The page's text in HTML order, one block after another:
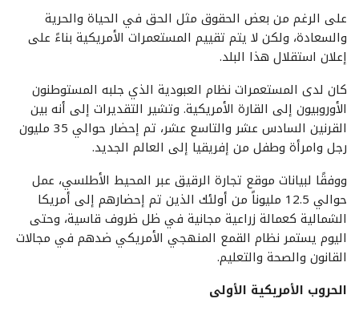
على الرغم من بعض الحقوق مثل الحق في الحياة والحرية
والسعادة، ولکن لا يتم تقييم المستعمرات الأمريكية بناءً على
إعلان استقلال هذا البلد.
كان لدى المستعمرات نظام العبودية الذي جلبه المستوطنون
الأوروبيون إلى القارة الأمريكية. وتشير التقديرات إلى أنه بين
القرنين السادس عشر والتاسع عشر، تم إحضار حوالي 35 مليون
رجل وامرأة وطفل من إفريقيا إلى العالم الجديد.
ووفقًا لبيانات موقع تجارة الرقيق عبر المحيط الأطلسي، عمل
حوالي 12.5 مليوناً من أولئك الذين تم إحضارهم إلى أمريكا
الشمالية كعمالة زراعية مجانية في ظل ظروف قاسية، وحتى
اليوم يستمر نظام القمع المنهجي الأمريكي ضدهم في مجالات
القانون والصحة والتعليم.
الحروب الأمريكية الأولی